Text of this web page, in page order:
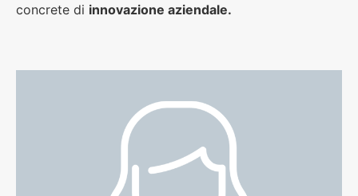
concrete di innovazione aziendale.